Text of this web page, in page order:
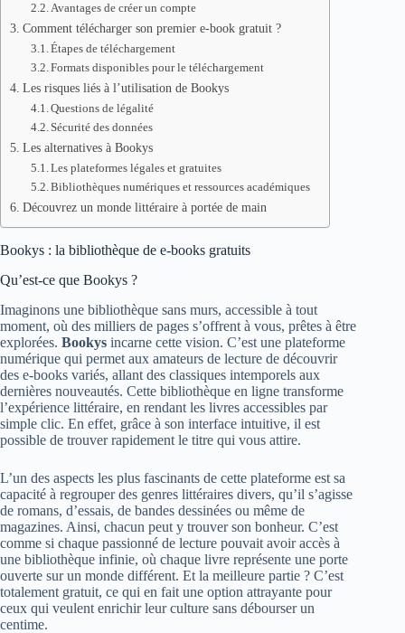
Avantages de créer un compte
Comment télécharger son premier e-book gratuit ?
Étapes de téléchargement
Formats disponibles pour le téléchargement
Les risques liés à l’utilisation de Bookys
Questions de légalité
Sécurité des données
Les alternatives à Bookys
Les plateformes légales et gratuites
Bibliothèques numériques et ressources académiques
Découvrez un monde littéraire à portée de main
Bookys : la bibliothèque de e-books gratuits
Qu’est-ce que Bookys ?
Imaginons une bibliothèque sans murs, accessible à tout
moment, où des milliers de pages s’offrent à vous, prêtes à être
explorées. Bookys incarne cette vision. C’est une plateforme
numérique qui permet aux amateurs de lecture de découvrir
des e-books variés, allant des classiques intemporels aux
dernières nouveautés. Cette bibliothèque en ligne transforme
l’expérience littéraire, en rendant les livres accessibles par
simple clic. En effet, grâce à son interface intuitive, il est
possible de trouver rapidement le titre qui vous attire.
L’un des aspects les plus fascinants de cette plateforme est sa
capacité à regrouper des genres littéraires divers, qu’il s’agisse
de romans, d’essais, de bandes dessinées ou même de
magazines. Ainsi, chacun peut y trouver son bonheur. C’est
comme si chaque passionné de lecture pouvait avoir accès à
une bibliothèque infinie, où chaque livre représente une porte
ouverte sur un monde différent. Et la meilleure partie ? C’est
totalement gratuit, ce qui en fait une option attrayante pour
ceux qui veulent enrichir leur culture sans débourser un
centime.